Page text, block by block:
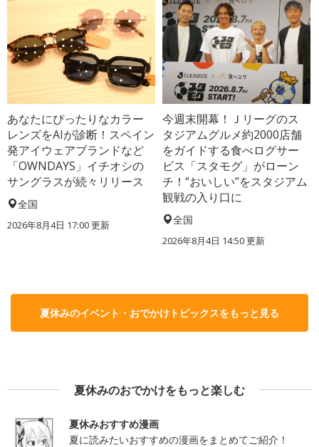
あなたにぴったりなカラー
レンズをAIが診断！スペイン
発アイウェアブランドなど
「OWNDAYS」イチオシの
サングラスが続々リリース
全国
2026年8月4日 17:00更新
今週末開幕！Ｊリーグのス
タジアムグルメ約2000店舗
をガイドする食べログサー
ビス「スタモグ」がローン
チ！“おいしい”をスタジアム
観戦の入り口に
全国
2026年8月4日 14:50更新
夏休みのイベント・おでかけトピックスをもっと見る
夏休みのおでかけをもっと楽しむ
夏休みおすすめ漫画
夏に読みたいおすすめの漫画をまとめてご紹介！